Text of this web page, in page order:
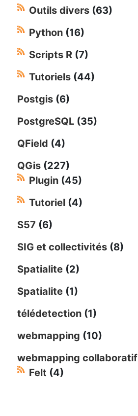
Outils divers (63)
Python (16)
Scripts R (7)
Tutoriels (44)
Postgis (6)
PostgreSQL (35)
QField (4)
QGis (227)
Plugin (45)
Tutoriel (4)
S57 (6)
SIG et collectivités (8)
Spatialite (2)
Spatialite (1)
télédetection (1)
webmapping (10)
webmapping collaboratif
Felt (4)